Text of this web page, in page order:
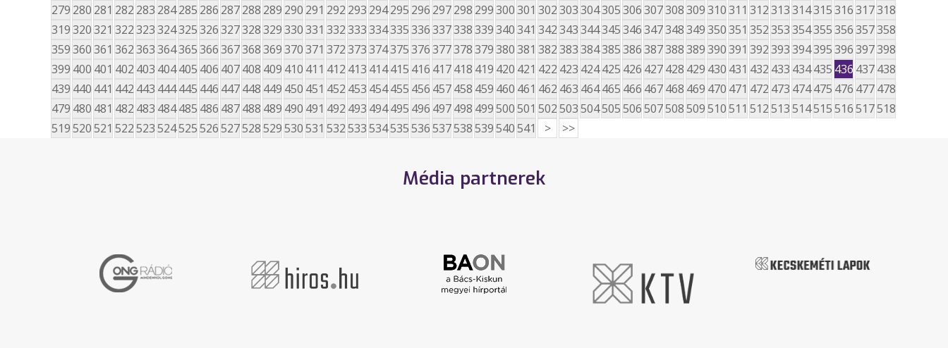
279 280 281 282 283 284285 286 287288 289 290 291 292 293 294295 296 297298 299300301 302303304305306307308309310311 312313314315316317318
319320321 322323324325326327328329330331 332333334335336337338339340341 342343344345346347348349350351 352353354355356357358
359360361 362363364365366367368369370371 372373374375376377378379380381 382383384385386387388389390391 392393394395396397398
399 400 401 402 403 404405 406 407408 409 410 411 412 413 414415 416 417418 419 420 421 422 423 424425 426 427428 429 430 431 432 433 434435 436 437438
439 440 441 442 443 444445 446 447448 449 450 451 452 453 454455 456 457458 459 460 461 462 463 464465 466 467468 469 470 471 472 473 474475 476 477478
479 480 481 482 483 484485 486 487488 489 490 491 492 493 494495 496 497498 499500501 502503504505506507508509510511 512513514515516517518
519520521 522523524525526527528529530531 532533534535536537538539540541 > >>
Média partnerek